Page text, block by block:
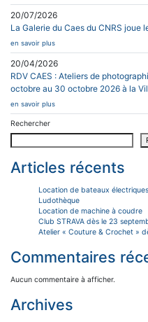
20/07/2026
La Galerie du Caes du CNRS joue
en savoir plus
20/04/2026
RDV CAES : Ateliers de
octobre au 30 octobre 2026 à la
en savoir plus
Rechercher
Articles récents
Location de bateaux
Ludothèque
Location de machine à coudre
Club STRAVA dès le 23
Atelier « Couture & Crochet »
Commentaires
Aucun commentaire à afficher.
Archives